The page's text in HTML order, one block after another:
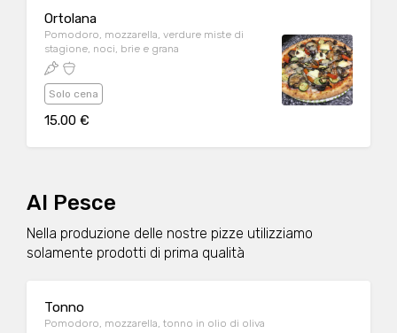
Ortolana
Pomodoro, mozzarella, verdure miste di
stagione, noci, brie e grana
Solo cena
15.00 €
Al Pesce
Nella produzione delle nostre pizze utilizziamo
solamente prodotti di prima qualità
Tonno
Pomodoro, mozzarella, tonno in olio di oliva